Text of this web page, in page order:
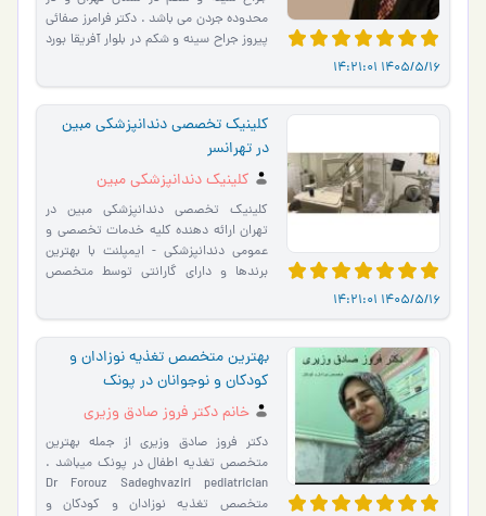
1405/5/16 14:21:01
محدوده جردن می باشد . دکتر فرامرز صفائی
پیروز جراح سینه و شکم در بلوار آفریقا بورد
1405/5/16 14:21:01
کلینیک تخصصی دندانپزشکی مبین
در تهرانسر
کلینیک دندانپزشکی مبین
کلینیک تخصصی دندانپزشکی مبین در
تهران ارائه دهنده کلیه خدمات تخصصی و
عمومی دندانپزشکی - ایمپلنت با بهترین
برندها و دارای گارانتی توسط متخصص
بهترین متخصص تغذیه نوزادان و
کودکان و نوجوانان در پونک
خانم دکتر فروز صادق وزیری
دکتر فروز صادق وزیری از جمله بهترین
متخصص تغذیه اطفال در پونک میباشد .
Dr Forouz Sadeghvaziri pediatrician
متخصص تغذیه نوزادان و کودکان و